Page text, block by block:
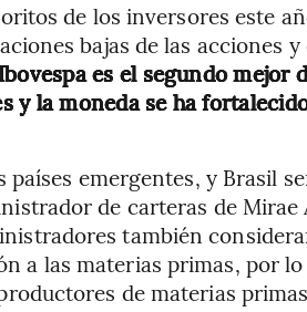
de los inversores este
bajas de las acciones
es el segundo mejor
y la moneda se ha
emergentes, y Brasil
de carteras de Mirae
también
a las materias primas, por
de materias